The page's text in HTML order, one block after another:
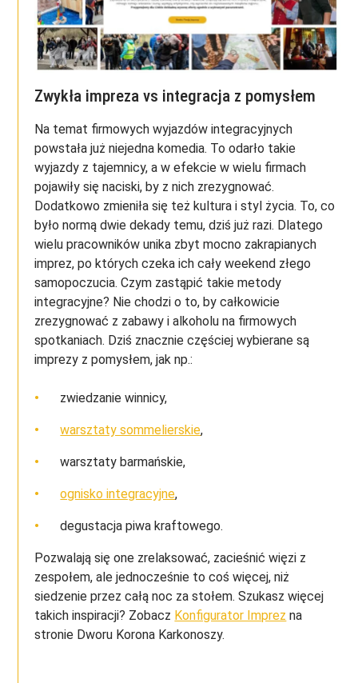
Zwykła impreza vs integracja z pomysłem
Na temat firmowych wyjazdów integracyjnych
powstała już niejedna komedia. To odarło takie
wyjazdy z tajemnicy, a w efekcie w wielu firmach
pojawiły się naciski, by z nich zrezygnować.
Dodatkowo zmieniła się też kultura i styl życia. To, co
było normą dwie dekady temu, dziś już razi. Dlatego
wielu pracowników unika zbyt mocno zakrapianych
imprez, po których czeka ich cały weekend złego
samopoczucia. Czym zastąpić takie metody
integracyjne? Nie chodzi o to, by całkowicie
zrezygnować z zabawy i alkoholu na firmowych
spotkaniach. Dziś znacznie częściej wybierane są
imprezy z pomysłem, jak np.:
zwiedzanie winnicy,
warsztaty sommelierskie,
warsztaty barmańskie,
ognisko integracyjne,
degustacja piwa kraftowego.
Pozwalają się one zrelaksować, zacieśnić więzi z
zespołem, ale jednocześnie to coś więcej, niż
siedzenie przez całą noc za stołem. Szukasz więcej
takich inspiracji? Zobacz Konfigurator Imprez na
stronie Dworu Korona Karkonoszy.